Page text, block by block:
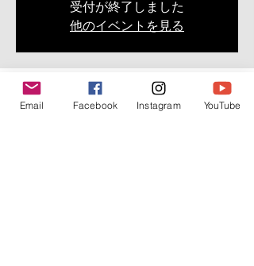
受付が終了しました
他のイベントを見る
Time & Location
Email Facebook Instagram YouTube